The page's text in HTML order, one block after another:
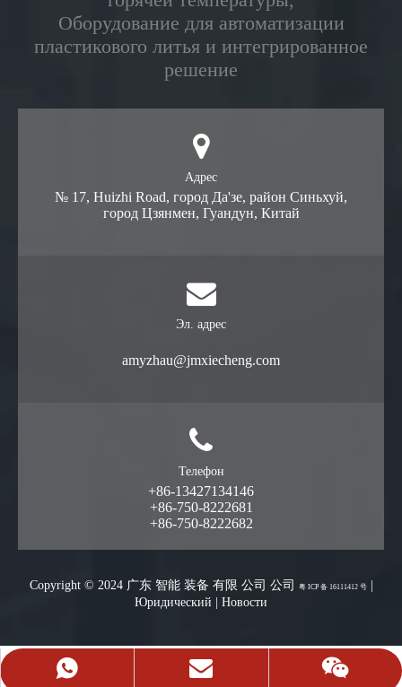
Оборудование для автоматизации
пластикового литья и интегрированное
решение
Адрес
№ 17, Huizhi Road, город Да'зе, район Синьхуй,
город Цзянмен, Гуандун, Китай
Эл. адрес
amyzhau@jmxiecheng.com
Телефон
+86-13427134146
+86-750-8222681
+86-750-8222682
Copyright © 2024 广东 智能 装备 有限 公司 公司 粤 ICP 备 16111412 号
Юридический
Новости
+86-13427134146
Запросить цитату
13427134146